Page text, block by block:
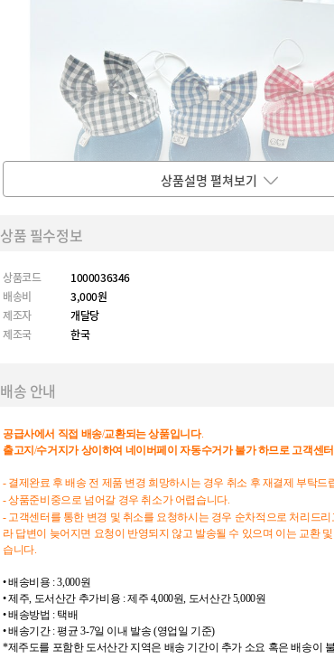
상품설명 펼쳐보기
상품 필수정보
상품코드
1000036346
배송비
3,000원
제조자
개달당
제조국
한국
배송 안내
공급사에서 직접 배송/교환되는상품입니다.
출고지 /수거지가 상이하여 네이버페이 자동수거가 불가하므로고객센
- 결제완료 후 배송 전 제품 변경 희망하시는 경우 취소 후 재결제 부탁드
- 상품준비중으로 넘어갈 경우 취소가 어렵습니다.
- 고객센터를 통한 변경 및 취소를 요청하시는 경우 순차적으로 처리드
라 답변이 늦어지면 요청이 반영되지 않고 발송될 수 있으며 이는 교환
습니다.
• 배송비용 : 3,000원
• 제주, 도서산간 추가비용 : 제주 4,000원, 도서산간 5,000원
• 배송방법 : 택배
• 배송기간 : 평균 3-7일 이내 발송 (영업일 기준)
*제주도를 포함한 도서산간 지역은 배송 기간이 추가 소요 혹은 배송이